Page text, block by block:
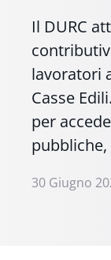
Il DURC
lavoratori
Casse
per
30 Giugno